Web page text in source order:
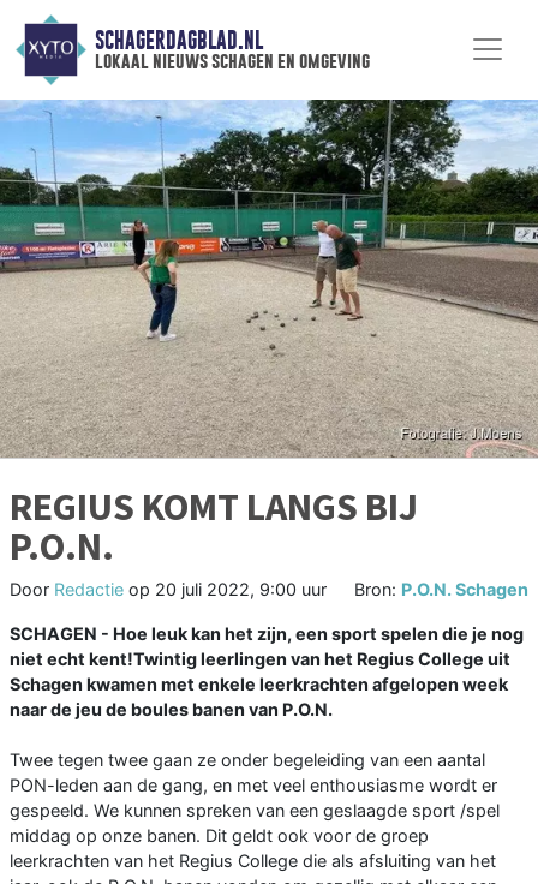
SCHAGERDAGBLAD.NL
lokaal nieuws schagen en omgeving
REGIUS KOMT LANGS BIJ
P.O.N.
Door Redactie op 20 juli 2022, 9:00 uur Bron: P.O.N. Schagen
SCHAGEN - Hoe leuk kan het zijn, een sport spelen die je nog
niet echt kent!Twintig leerlingen van het Regius College uit
Schagen kwamen met enkele leerkrachten afgelopen week
naar de jeu de boules banen van P.O.N.
Twee tegen twee gaan ze onder begeleiding van een aantal
PON-leden aan de gang, en met veel enthousiasme wordt er
gespeeld. We kunnen spreken van een geslaagde sport /spel
middag op onze banen. Dit geldt ook voor de groep
leerkrachten van het Regius College die als afsluiting van het